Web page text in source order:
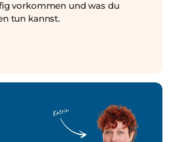
vorkommen und was du
tun kannst.